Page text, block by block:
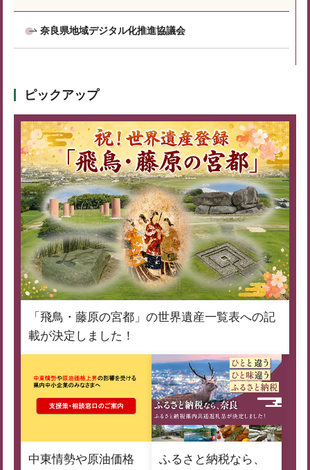
奈良県地域デジタル化推進協議会
ピックアップ
「飛鳥・藤原の宮都」の世界遺産一覧表への記
載が決定しました！
中東情勢や原油価格
ふるさと納税なら、